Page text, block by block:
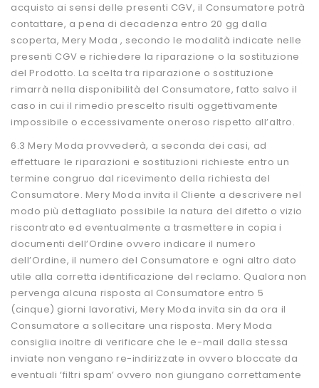
acquisto ai sensi delle presenti CGV, il Consumatore potrà
contattare, a pena di decadenza entro 20 gg dalla
scoperta, Mery Moda , secondo le modalità indicate nelle
presenti CGV e richiedere la riparazione o la sostituzione
del Prodotto. La scelta tra riparazione o sostituzione
rimarrà nella disponibilità del Consumatore, fatto salvo il
caso in cui il rimedio prescelto risulti oggettivamente
impossibile o eccessivamente oneroso rispetto all’altro.
6.3 Mery Moda provvederà, a seconda dei casi, ad
effettuare le riparazioni e sostituzioni richieste entro un
termine congruo dal ricevimento della richiesta del
Consumatore. Mery Moda invita il Cliente a descrivere nel
modo più dettagliato possibile la natura del difetto o vizio
riscontrato ed eventualmente a trasmettere in copia i
documenti dell’Ordine ovvero indicare il numero
dell’Ordine, il numero del Consumatore e ogni altro dato
utile alla corretta identificazione del reclamo. Qualora non
pervenga alcuna risposta al Consumatore entro 5
(cinque) giorni lavorativi, Mery Moda invita sin da ora il
Consumatore a sollecitare una risposta. Mery Moda
consiglia inoltre di verificare che le e-mail dalla stessa
inviate non vengano re-indirizzate in ovvero bloccate da
eventuali ‘filtri spam’ ovvero non giungano correttamente